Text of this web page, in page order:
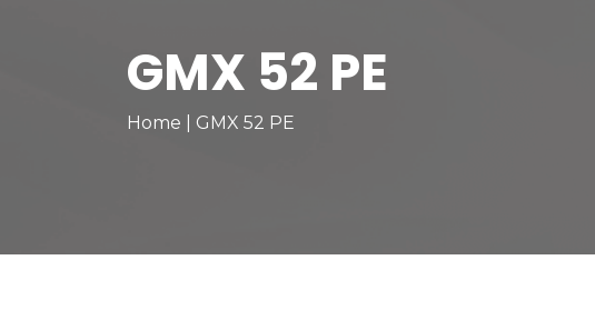
GMX 52 PE
Home GMX 52 PE